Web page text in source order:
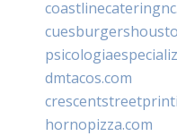
dmtacos.com
hornopizza.com